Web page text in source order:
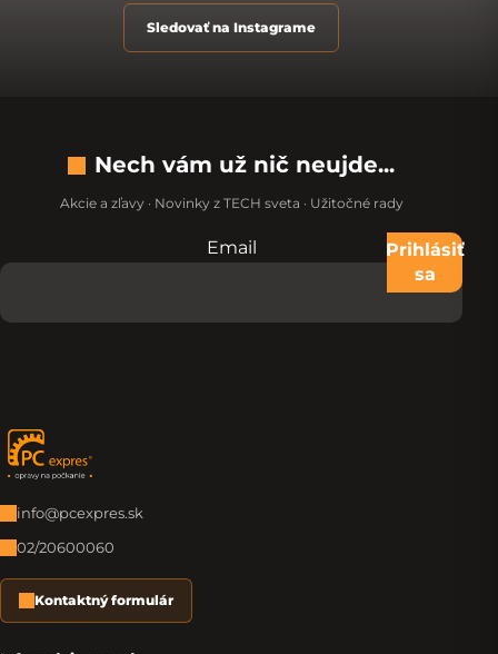
Sledovať na Instagrame
Nech vám už nič neujde...
Akcie a zľavy · Novinky z TECH sveta · Užitočné rady
Nevypĺňajte toto pole:
Email
Prihlásiť
sa
Zápätie
info@pcexpres.sk
02/20600060
Kontaktný formulár